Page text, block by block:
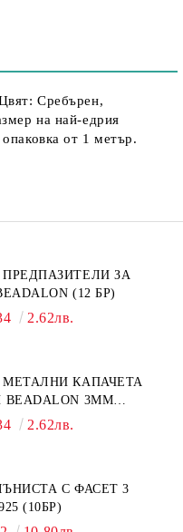
Сребърен,
на най-едрия
от 1 метър.
ЗА
(12 БР)
2.62лв.
КАПАЧЕТА
3ММ
2.62лв.
С ФАСЕТ 3
ММ, ПРОБА 925 (10БР)